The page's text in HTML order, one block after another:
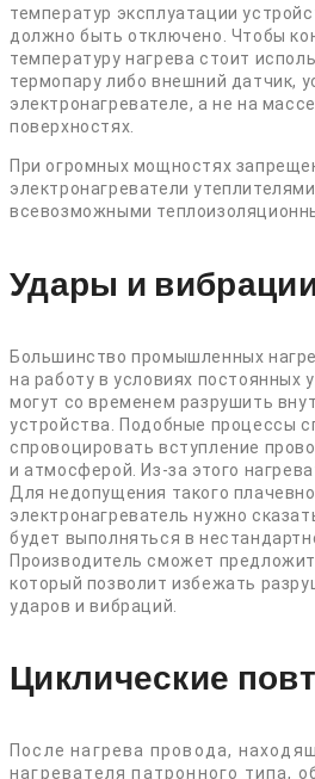
температур эксплуатации
должно быть отключено. Чтобы
температуру нагрева стоит
термопару либо внешний датчик,
электронагревателе, а не на
поверхностях.
При огромных мощностях
электронагреватели
всевозможными
Удары и
Большинство промышленных
на работу в условиях постоянных
могут со временем разрушить
устройства. Подобные процессы
спровоцировать вступление
и атмосферой. Из-за этого
Для недопущения такого
электронагреватель нужно
будет выполняться в
Производитель сможет
который позволит избежать
ударов и вибраций.
Циклические
После нагрева провода,
нагревателя патронного типа,